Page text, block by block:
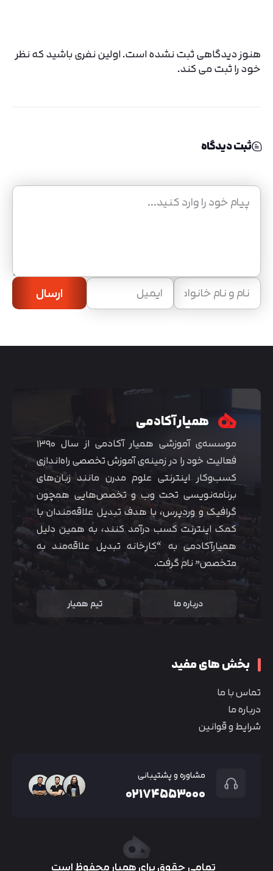
هنوز دیدگاهی ثبت نشده است. اولین نفری باشید که نظر
خود را ثبت می کند.
ثبت دیدگاه
ارسال
همیار آکادمی
موسسه‌ی آموزشی همیار آکادمی از سال ۱۳۹۰
فعالیت خود را در زمینه‌ی آموزش تخصصی راه‌اندازی
کسب‌و‌کار اینترنتی علوم مدرن مانند زبان‌های
برنامه‌نویسی تحت وب و تخصص‌هایی همچون
گرافیک و وردپرس، با هدف تبدیل علاقه‌مندان با
کمک اینترنت کسب درآمد کنند، به همین دلیل
همیارآکادمی به “کارخانه تبدیل علاقه‌مند به
متخصص” نام گرفت.
درباره ما تیم همیار
بخش های مفید
تماس با ما
درباره ما
شرایط و قوانین
مشاوره و پشتیبانی
۰۲۱۷۴۵۵۳۰۰۰